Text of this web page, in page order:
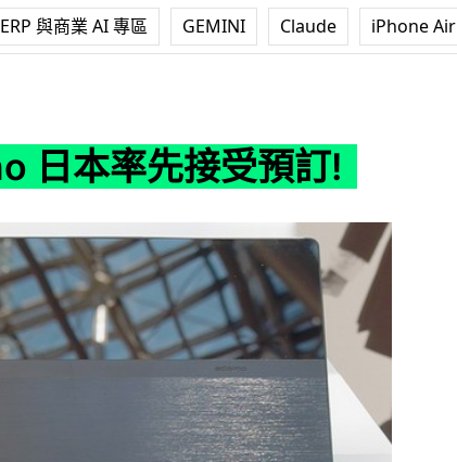
ERP 與商業 AI 專區 GEMINI Claude iPhone Air
日本率先接受預訂!